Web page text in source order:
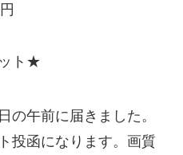
ト★
午前に届きました。
投函になります。画質